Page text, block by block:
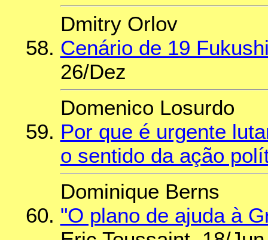
Dmitry Orlov
Cenário de 19
26/Dez
Domenico Losurdo
Por que é urgente
o sentido da ação
Dominique Berns
"O plano de ajuda à